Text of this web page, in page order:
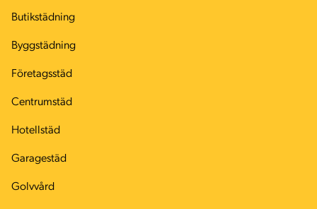
Butikstädning
Byggstädning
Företagsstäd
Centrumstäd
Hotellstäd
Garagestäd
Golvvård